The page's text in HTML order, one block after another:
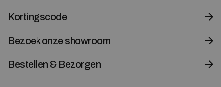
Kortingscode
Bezoek onze showroom
Bestellen & Bezorgen